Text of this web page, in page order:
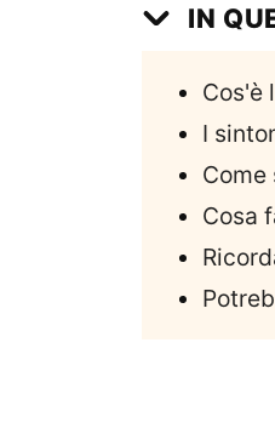
IN
Cos'è
I
Cosa